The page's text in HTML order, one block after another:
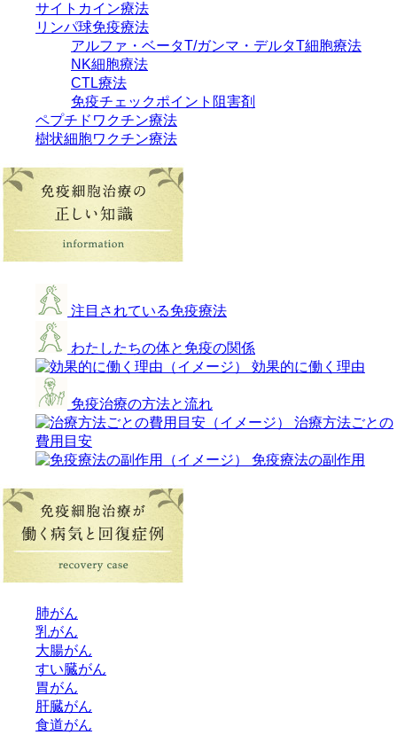
サイトカイン療法
リンパ球免疫療法
アルファ・ベータT/ガンマ・デルタT細胞療法
NK細胞療法
CTL療法
免疫チェックポイント阻害剤
ペプチドワクチン療法
樹状細胞ワクチン療法
注目されている免疫療法
わたしたちの体と免疫の関係
効果的に働く理由
免疫治療の方法と流れ
治療方法ごとの
費用目安
免疫療法の副作用
肺がん
乳がん
大腸がん
すい臓がん
胃がん
肝臓がん
食道がん